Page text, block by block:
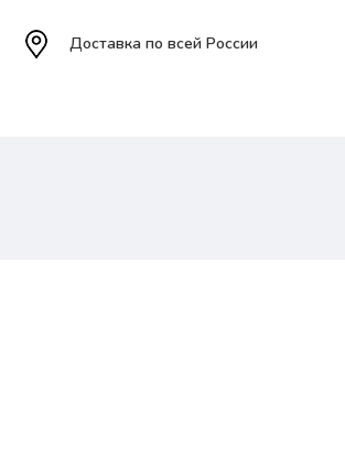
Доставка по всей России